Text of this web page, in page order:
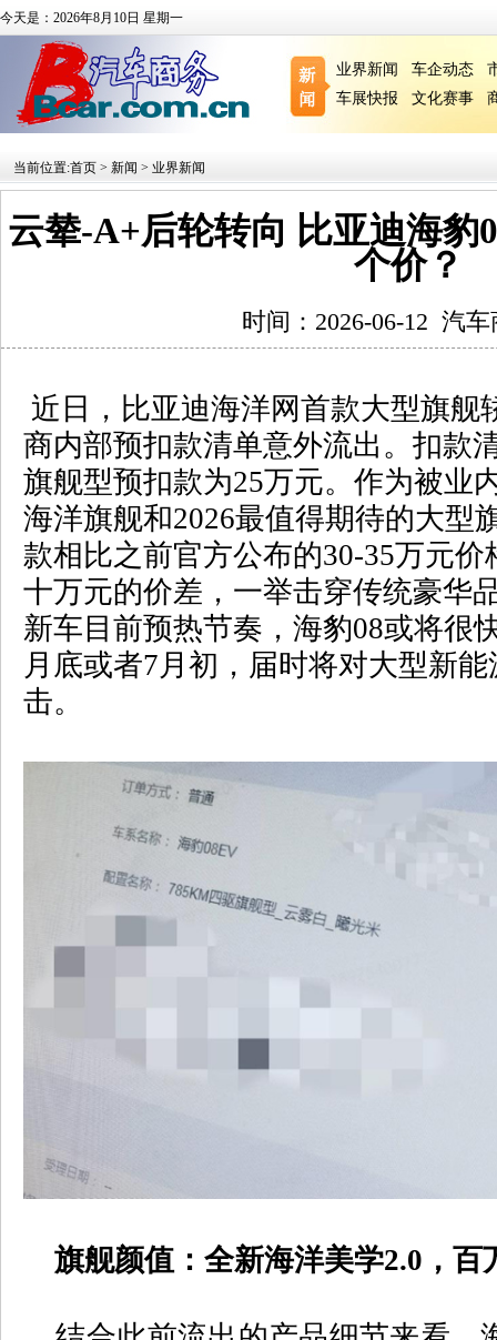
今天是：2026年8月10日 星期一
业界新闻 车企动态
车展快报
文化赛事
当前位置:首页 > 新闻 > 业界新闻
云辇-A+后轮转向 比亚迪海豹
个价？
时间：2026-06-12 汽车
近日，比亚迪海洋网首款大型旗
商内部预扣款清单意外流出。扣款
旗舰型预扣款为25万元。作为被业
海洋旗舰和2026最值得期待的大型
款相比之前官方公布的30-35万元价
十万元的价差，一举击穿传统豪华
新车目前预热节奏，海豹08或将很
月底或者7月初，届时将对大型新
击。
旗舰颜值：全新海洋美学2.0 ，